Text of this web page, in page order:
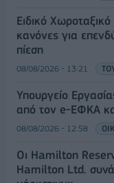
Ειδικό
κανόνες για
πίεση
08/08/2026 - 13:21
Υπουργείο
από τον e-ΕΦΚΑ
08/08/2026 - 12:58
Οι Hamilton
Hamilton Ltd.